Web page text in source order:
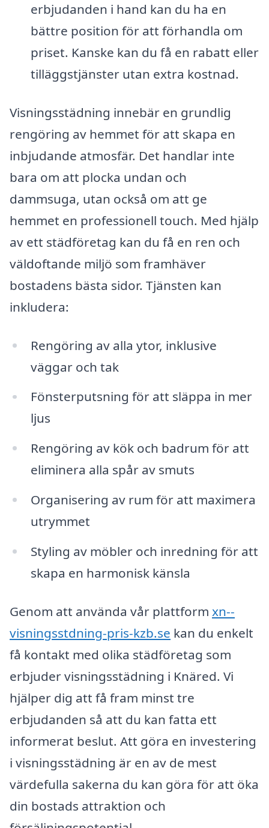
erbjudanden i hand kan du ha en
bättre position för att förhandla om
priset. Kanske kan du få en rabatt eller
tilläggstjänster utan extra kostnad.
Visningsstädning innebär en grundlig
rengöring av hemmet för att skapa en
inbjudande atmosfär. Det handlar inte
bara om att plocka undan och
dammsuga, utan också om att ge
hemmet en professionell touch. Med hjälp
av ett städföretag kan du få en ren och
väldoftande miljö som framhäver
bostadens bästa sidor. Tjänsten kan
inkludera:
Rengöring av alla ytor, inklusive
väggar och tak
Fönsterputsning för att släppa in mer
ljus
Rengöring av kök och badrum för att
eliminera alla spår av smuts
Organisering av rum för att maximera
utrymmet
Styling av möbler och inredning för att
skapa en harmonisk känsla
Genom att använda vår plattform xn--
visningsstdning-pris-kzb.se kan du enkelt
få kontakt med olika städföretag som
erbjuder visningsstädning i Knäred. Vi
hjälper dig att få fram minst tre
erbjudanden så att du kan fatta ett
informerat beslut. Att göra en investering
i visningsstädning är en av de mest
värdefulla sakerna du kan göra för att öka
din bostads attraktion och